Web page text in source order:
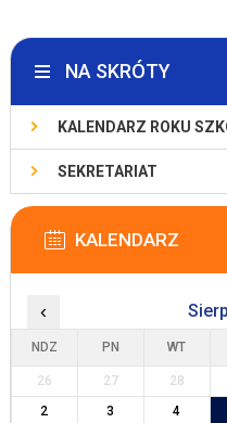
NA SKRÓTY
KALENDARZ ROKU
SEKRETARIAT
KALENDARZ
‹
NDZ PN WT
26 27 28
2
3 4